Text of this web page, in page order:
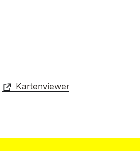
Kartenviewer